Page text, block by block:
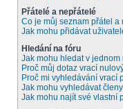
Přátelé a nepřátelé
Co je můj seznam přátel a
Jak mohu přidávat
Hledání na fóru
Jak mohu hledat v
Proč můj dotaz vrací
Proč mi vyhledávání vrací
Jak mohu vyhledávat
Jak mohu najít své vlastní